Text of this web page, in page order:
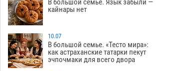
пермякам
08.08 313
09:00
Лидеры чеченской диаспоры в
Астрахани осудили выходку молодого
лихача с улицы Никольской
08.08 730
В большой семье. Язык забыли —
кайнары нет
10.07
В большой семье. «Тесто мира»:
как астраханские татарки пекут
эчпочмаки для всего двора